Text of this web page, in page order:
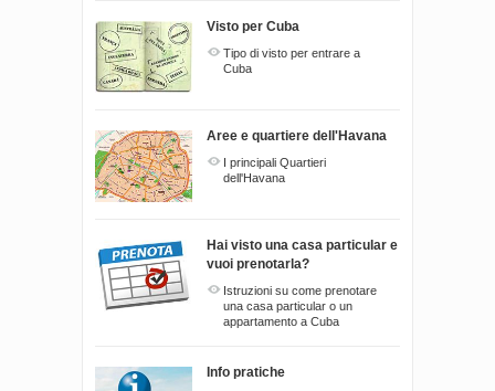
Visto per Cuba
Tipo di visto per entrare a
Cuba
Aree e quartiere dell'Havana
I principali Quartieri
dell'Havana
Hai visto una casa particular e
vuoi prenotarla?
Istruzioni su come prenotare
una casa particular o un
appartamento a Cuba
Info pratiche